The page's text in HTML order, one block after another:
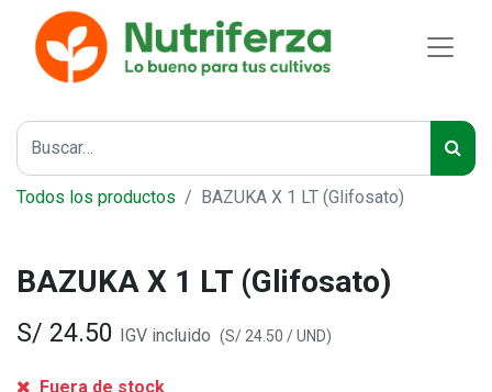
Todos los productos BAZUKA X 1 LT (Glifosato)
BAZUKA X 1 LT (Glifosato)
S/ 24.50 IGV incluido (S/ 24.50 /UND)
Fuera de stock